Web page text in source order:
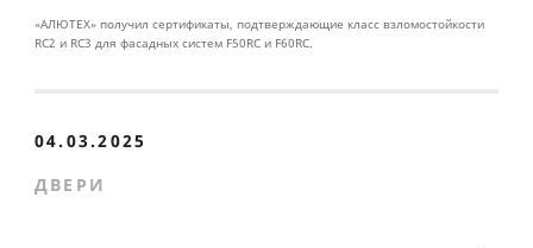
«АЛЮТЕХ» получил сертификаты, подтверждающие класс взломостойкости
RC2 и RC3 для фасадных систем F50RC и F60RC.
04.03.2025
ДВЕРИ